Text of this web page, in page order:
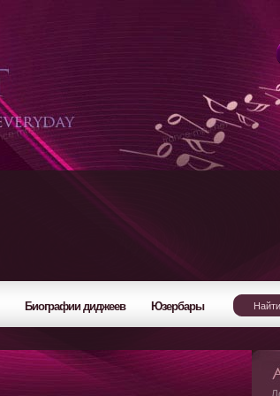
Биографии диджеев Юзербары